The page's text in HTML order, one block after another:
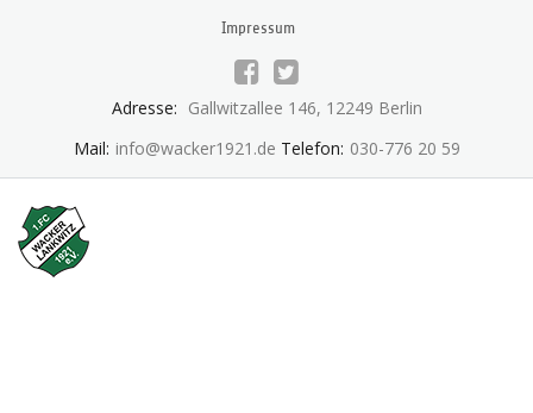
Impressum
Adresse: Gallwitzallee 146, 12249 Berlin
Mail: info@wacker1921.de Telefon: 030-776 20 59